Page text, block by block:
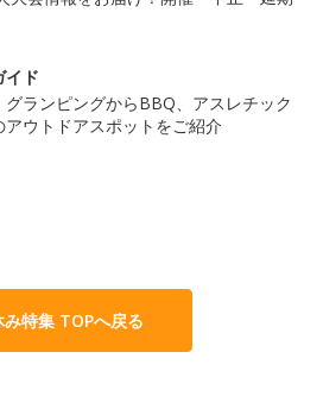
イド
グランピングからBBQ、アスレチック
アウトドアスポットをご紹介
み特集 TOPへ戻る